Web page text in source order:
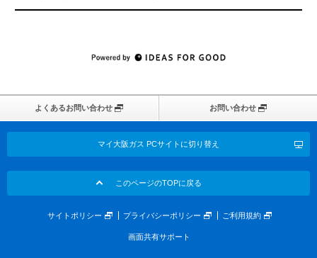
よくあるお問い合わせ お問い合わせ
マイ大阪ガス PCサイトに切り替え
このページのTOPに戻る
サイトポリシー プライバシーポリシー ご利用規約
画面共有サポート